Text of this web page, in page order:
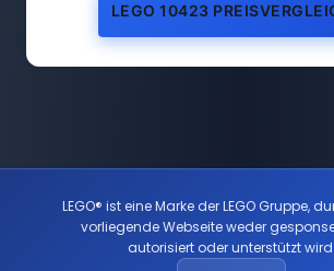
LEGO 10423
LEGO® ist eine Marke der LEGO Gruppe,
vorliegende Webseite weder
autorisiert oder unterstützt wird.